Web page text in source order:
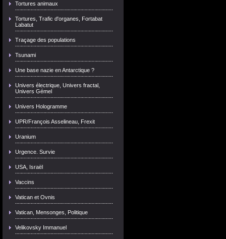
Tortures animaux
Tortures, Trafic d'organes, Fortabat
Labatut
Traçage des populations
Tsunami
Une base nazie en Antarctique ?
Univers électrique, Univers fractal,
Univers Gémel
Univers Hologramme
UPR/François Asselineau, Frexit
Uranium
Urgence. Survie
USA, Israël
Vaccins
Vatican et Ovnis
Vatican, Mensonges, Politique
Velikovsky Immanuel